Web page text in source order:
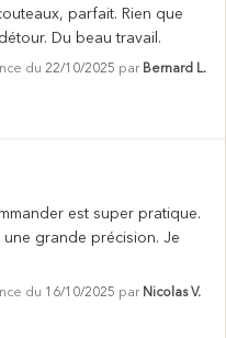
parfait. Rien que
Du beau travail.
du 22/10/2025 par Bernard L.
est super pratique.
grande précision. Je
du 16/10/2025 par Nicolas V.